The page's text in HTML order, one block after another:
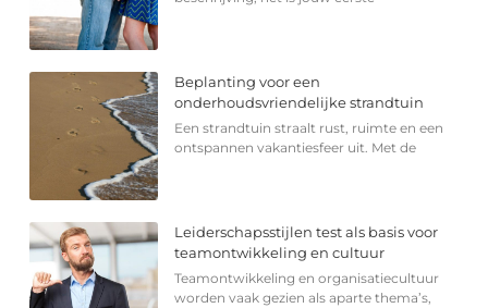
Beplanting voor een
onderhoudsvriendelijke strandtuin
Een strandtuin straalt rust, ruimte en een
ontspannen vakantiesfeer uit. Met de
Leiderschapsstijlen test als basis voor
teamontwikkeling en cultuur
Teamontwikkeling en organisatiecultuur
worden vaak gezien als aparte thema’s,